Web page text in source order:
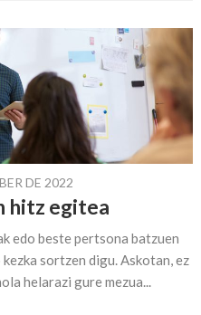
DE 2022
hitz egitea
edo beste pertsona batzuen
sortzen digu. Askotan, ez
helarazi gure mezua...